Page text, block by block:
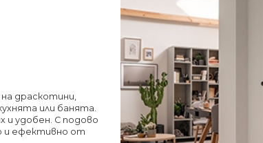
на драскотини,
или банята.
и удобен. С подово
и ефективно от